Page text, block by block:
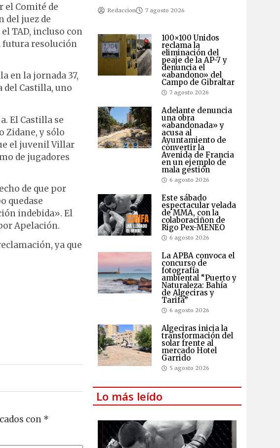
el Comité de
del juez de
TAD, incluso con
futura resolución
en la jornada 37,
del Castilla, uno
El Castilla se
Zidane, y sólo
el juvenil Villar
de jugadores
de que por
quedase
indebida». El
Apelación.
ya que
con *
Redaccion 7 agosto 2026
100×100 Unidos
reclama la
eliminación del
peaje de la AP-7 y
denuncia el
«abandono» del
Campo de Gibraltar
7 agosto 2026
Adelante denuncia
una obra
«abandonada» y
acusa al
Ayuntamiento de
convertir la
Avenida de Francia
en un ejemplo de
mala gestión
6 agosto 2026
Este sábado
espectacular velada
de MMA, con la
colaboraciñon de
Rigo Pex-MENEO
6 agosto 2026
La APBA convoca el
concurso de
fotografía
ambiental “Puerto y
Naturaleza: Bahía
de Algeciras y
Tarifa”
6 agosto 2026
Algeciras inicia la
transformación del
solar frente al
mercado Hotel
Garrido
5 agosto 2026
Lo más leído